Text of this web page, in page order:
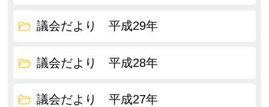
議会だより 平成29年
議会だより 平成28年
議会だより 平成27年